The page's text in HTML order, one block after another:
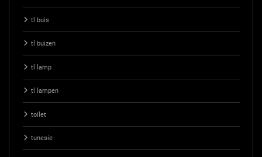
tl buis
tl buizen
tl lamp
tl lampen
toilet
tunesie